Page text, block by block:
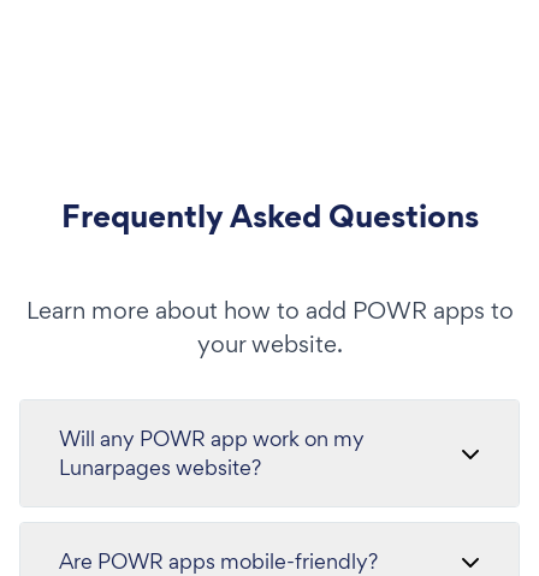
Frequently Asked Questions
Learn more about how to add POWR apps to
your website.
Will any POWR app work on my
Lunarpages website?
Are POWR apps mobile-friendly?